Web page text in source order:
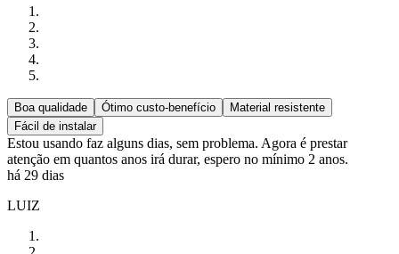
Boa qualidade Ótimo custo-benefício
Material resistente
Fácil de instalar
Estou usando faz alguns dias, sem problema. Agora é prestar
atenção em quantos anos irá durar, espero no mínimo 2 anos.
há 29 dias
LUIZ